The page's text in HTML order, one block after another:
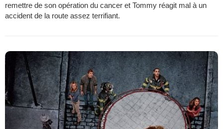
remettre de son opération du cancer et Tommy réagit mal à un
accident de la route assez terrifiant.